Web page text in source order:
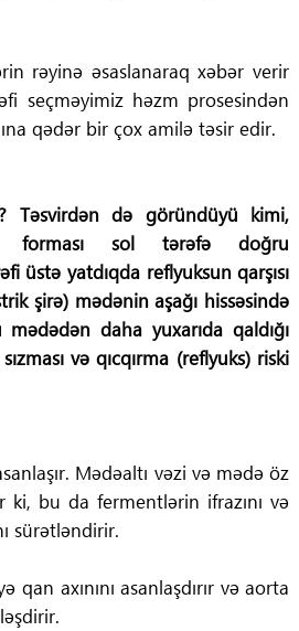
rəyinə əsaslanaraq xəbər verir
seçməyimiz həzm prosesindən
qədər bir çox amilə təsir edir.
Təsvirdən də göründüyü kimi,
forması sol tərəfə doğru
üstə yatdıqda reflyuksun qarşısı
şirə) mədənin aşağı hissəsində
daha yuxarıda qaldığı
və qıcqırma (reflyuks) riski
Mədəaltı vəzi və mədə öz
ki, bu da fermentlərin ifrazını və
sürətləndirir.
qan axınını asanlaşdırır və aorta